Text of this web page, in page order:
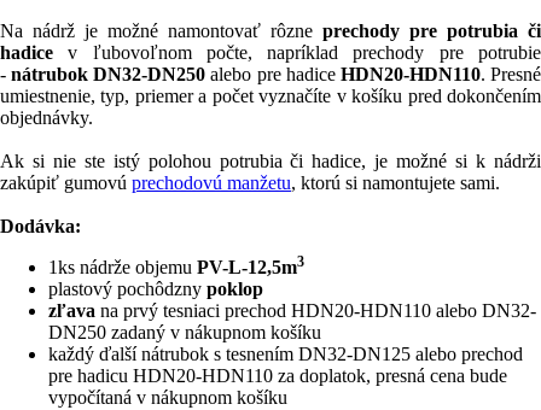
Na nádrž je možné namontovať rôzne prechody pre potrubia či
hadice v ľubovoľnom počte, napríklad prechody pre potrubie
-nátrubok DN32-DN250 alebo pre hadiceHDN20-HDN110. Presné
umiestnenie, typ, priemer a počet vyznačíte v košíku pred dokončením
objednávky.
Ak si nie ste istý polohou potrubia či hadice, je možné si k nádrži
zakúpiť gumovú prechodovú manžetu, ktorú si namontujete sami.
Dodávka:
1ks nádrže objemu PV-L-12,5m3
plastový pochôdzny poklop
zľava na prvý tesniaci prechod HDN20-HDN110 alebo DN32-
DN250 zadaný v nákupnom košíku
každý ďalší nátrubok s tesnením DN32-DN125 alebo prechod
pre hadicu HDN20-HDN110 za doplatok, presná cena bude
vypočítaná v nákupnom košíku